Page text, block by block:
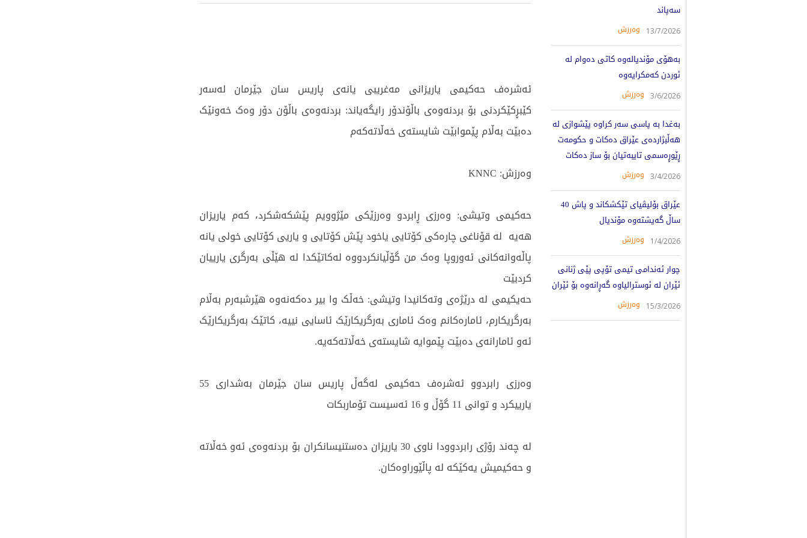
سەپاند
13/7/2026 وەرزش
بەهۆی مۆندیالەوە کاتی دەوام لە
ئوردن کەمکرایەوە
3/6/2026 وەرزش
بەغدا بە پاسی سەر کراوە پێشوازی لە
هەڵبژاردەی عێراق دەکات و حکومەت
ڕێوڕەسمی تایبەتیان بۆ ساز دەکات
3/4/2026 وەرزش
عێراق بۆلیڤیای تێکشکاند و پاش 40
ساڵ گەیشتەوە مۆندیال
1/4/2026 وەرزش
چوار ئەندامی تیمی تۆپی پێی ژنانی
ئێران لە ئوسترالیاوە گەڕانەوە بۆ ئێران
15/3/2026 وەرزش
ئەشرەف حەکیمی یاریزانی مەغریبی یانەی پاریس سان جێرمان لەسەر
کێبڕکێکردنی بۆ بردنەوەی باڵۆندۆر رایگەیاند: بردنەوەی باڵۆن دۆر وەک خەونێک
دەبێت بەڵام پێموابێت شایستەی خەڵاتەكەم
وەرزش: KNNC
حەکیمی وتیشی: وەرزی ڕابردو وەرزێكی مێژوویم پێشكەشكرد، كەم یاریزان
هەیە لە قۆناغی چارەكی كۆتایی یاخود پێش كۆتایی و یاریی كۆتایی خولی یانە
پاڵەوانەکانی ئەوروپا وەک من گۆڵیانكردووە لەکاتێکدا لە هێڵی بەرگری یارییان
کردبێت
حەیکیمی لە درێژەی وتەکانیدا وتیشی: خەڵک وا بیر دەكەنەوە هێرشبەرم بەڵام
بەرگریكارم، ئامارەكانم وەک ئاماری بەرگریكارێک ئاسایی نییە، كاتێک بەرگریكارێک
ئەو ئامارانەی دەبێت پێموایە شایستەی خەڵاتەكەیە.
وەرزی رابردوو ئەشرەف حەكیمی لەگەڵ پاریس سان جێرمان بەشداری 55
یارییکرد و توانی 11 گۆڵ و 16 ئەسیست تۆماربکات
لە چەند رۆژی رابردوودا ناوی 30 یاریزان دەستنیسانکران بۆ بردنەوەی ئەو خەڵاتە
و حەكیمیش یەکێکە لە پاڵێوراوەکان.